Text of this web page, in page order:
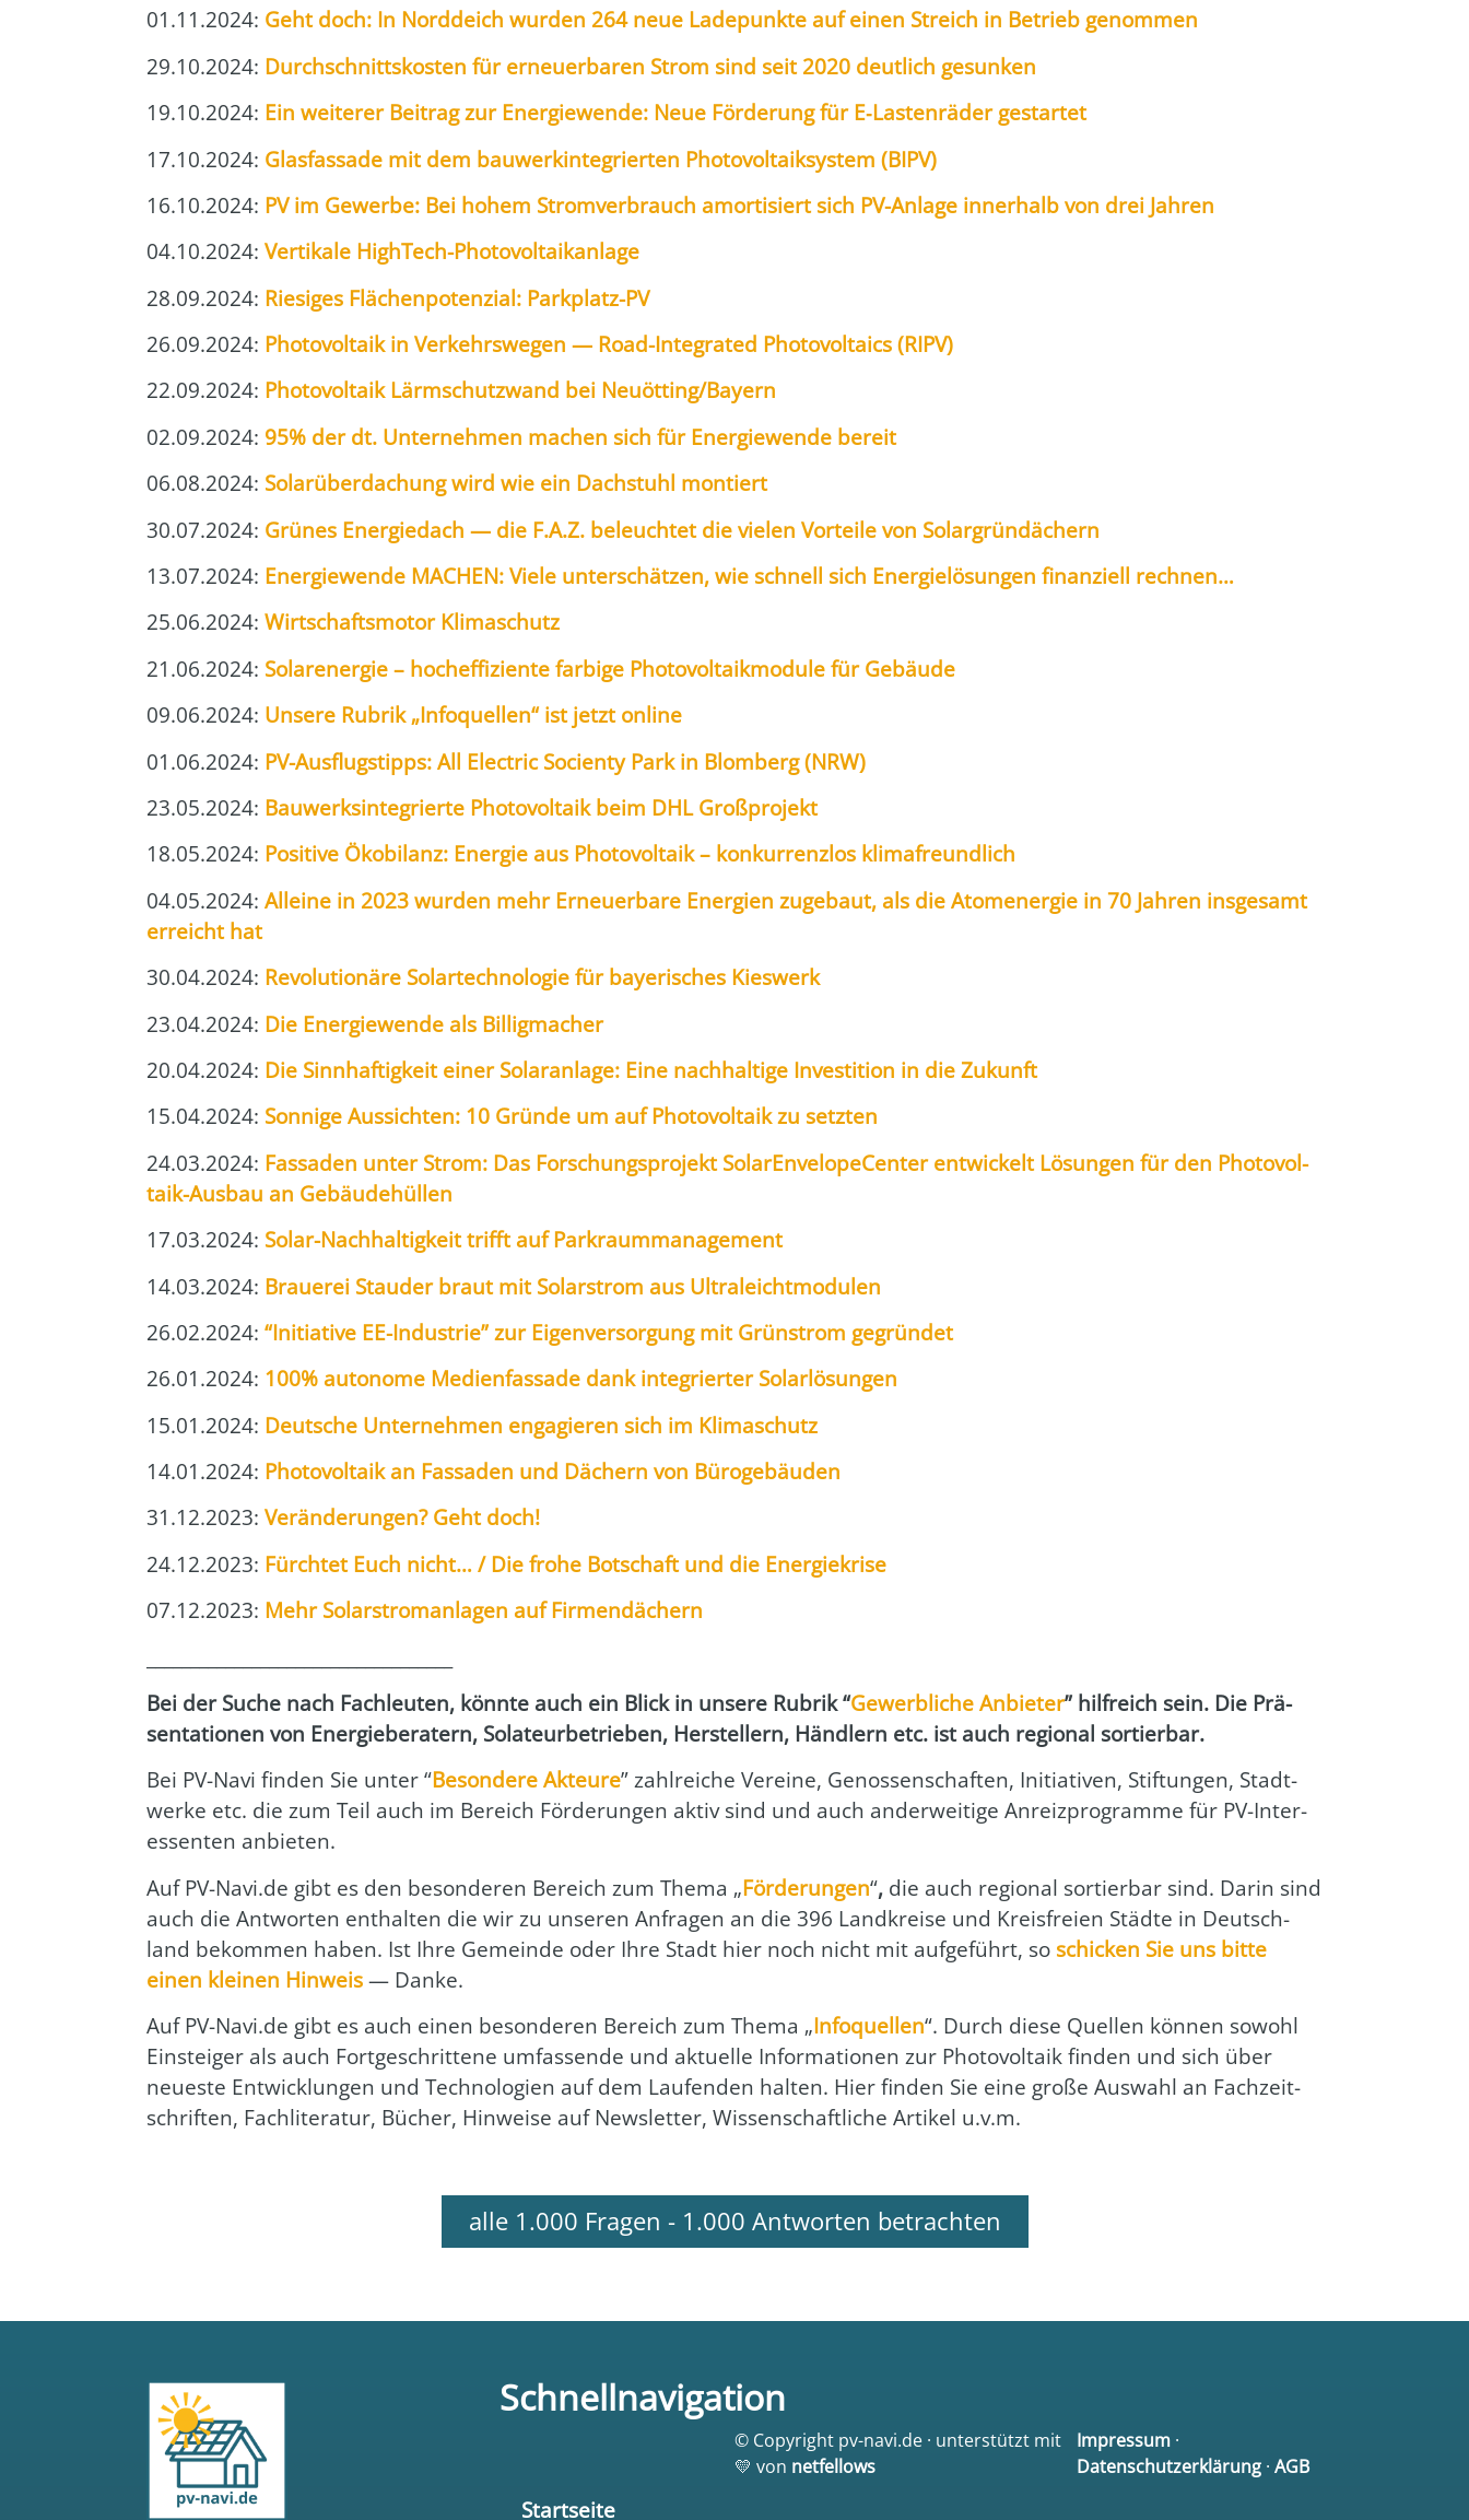
01.11.2024: Geht doch: In Nord­deich wur­den 264 neue Lade­punk­te auf einen Streich in Betrieb genom­men
29.10.2024: Durch­schnitts­kos­ten für erneu­er­ba­ren Strom sind seit 2020 deut­lich gesun­ken
19.10.2024: Ein wei­te­rer Bei­trag zur Ener­gie­wen­de: Neue För­de­rung für E‑Lastenräder gestar­tet
17.10.2024: Glas­fas­sa­de mit dem bau­werk­in­te­grier­ten Pho­to­vol­ta­ik­sys­tem (BIPV)
16.10.2024: PV im Gewer­be: Bei hohem Strom­ver­brauch amor­ti­siert sich PV-Anla­ge inner­halb von drei Jah­ren
04.10.2024:Ver­ti­ka­le High­Tech-Pho­to­vol­ta­ik­an­la­ge
28.09.2024: Rie­si­ges Flä­chen­po­ten­zi­al: Park­platz-PV
26.09.2024: Pho­to­vol­ta­ik in Ver­kehrs­we­gen — Road-Inte­gra­ted Pho­to­vol­taics (RIPV)
22.09.2024: Pho­to­vol­ta­ik Lärm­schutz­wand bei Neuötting/Bayern
02.09.2024: 95% der dt. Unter­neh­men machen sich für Ener­gie­wen­de bereit
06.08.2024: Solar­über­da­chung wird wie ein Dach­stuhl mon­tiert
30.07.2024: Grü­nes Ener­gie­dach — die F.A.Z. beleuch­tet die vie­len Vor­tei­le von Solar­grün­dä­chern
13.07.2024: Ener­gie­wen­de MACHEN: Vie­le unter­schät­zen, wie schnell sich Ener­gie­lö­sun­gen finan­zi­ell rech­nen…
25.06.2024:Wirt­schafts­mo­tor Kli­ma­schutz
21.06.2024: Solar­ener­gie – hoch­ef­fi­zi­en­te far­bi­ge Pho­to­vol­ta­ik­mo­du­le für Gebäu­de
09.06.2024: Unse­re Rubrik „Info­quel­len“ ist jetzt online
01.06.2024: PV-Aus­flugs­tipps: All Elec­tric Soci­en­ty Park in Blom­berg (NRW)
23.05.2024: Bau­werks­in­te­grier­te Pho­to­vol­ta­ik beim DHL Groß­pro­jekt
18.05.2024: Posi­ti­ve Öko­bi­lanz: Ener­gie aus Pho­to­vol­ta­ik – kon­kur­renz­los kli­ma­freund­lich
04.05.2024:Allei­ne in 2023 wur­den mehr Erneu­er­ba­re Ener­gien zuge­baut, als die Atom­ener­gie in 70 Jah­ren ins­ge­samt
erreicht hat
30.04.2024: Revo­lu­tio­nä­re Solar­tech­no­lo­gie für baye­ri­sches Kies­werk
23.04.2024: Die Ener­gie­wen­de als Bil­lig­ma­cher
20.04.2024: Die Sinn­haf­tig­keit einer Solar­an­la­ge: Eine nach­hal­ti­ge Inves­ti­ti­on in die Zukunft
15.04.2024: Son­ni­ge Aus­sich­ten: 10 Grün­de um auf Pho­to­vol­ta­ik zu setz­ten
24.03.2024: Fas­sa­den unter Strom: Das For­schungs­pro­jekt Sola­rEn­ve­lo­pe­Cen­ter ent­wi­ckelt Lösun­gen für den Pho­to­vol­
ta­ik-Aus­bau an Gebäu­de­hül­len
17.03.2024: Solar-Nach­hal­tig­keit trifft auf Park­raum­ma­nage­ment
14.03.2024: Braue­rei Stau­der braut mit Solar­strom aus Ultra­leicht­mo­du­len
26.02.2024:“Initia­ti­ve EE-Indus­trie” zur Eigen­ver­sor­gung mit Grün­strom gegrün­det
26.01.2024: 100% auto­no­me Medi­en­fas­sa­de dank inte­grier­ter Solar­lö­sun­gen
15.01.2024: Deut­sche Unter­neh­men enga­gie­ren sich im Kli­ma­schutz
14.01.2024: Pho­to­vol­ta­ik an Fas­sa­den und Dächern von Büro­ge­bäu­den
31.12.2023:Ver­än­de­run­gen? Geht doch!
24.12.2023: Fürch­tet Euch nicht… / Die fro­he Bot­schaft und die Ener­gie­kri­se
07.12.2023: Mehr Solar­strom­an­la­gen auf Fir­men­dä­chern
Bei der Suche nach Fach­leu­ten, könn­te auch ein Blick in unse­re Rubrik “Gewerb­li­che Anbie­ter” hilf­reich sein. Die Prä­
sen­ta­tio­nen von Ener­gie­be­ra­tern, Sola­teur­be­trie­ben, Her­stel­lern, Händ­lern etc. ist auch regio­nal sor­tier­bar.
Bei PV-Navi fin­den Sie unter “Beson­de­re Akteure” zahl­rei­che Ver­ei­ne, Genos­sen­schaf­ten, Initia­ti­ven, Stif­tun­gen, Stadt­
wer­ke etc. die zum Teil auch im Bereich För­de­run­gen aktiv sind und auch ander­wei­ti­ge Anreiz­pro­gram­me für PV-Inter­
es­sen­ten anbie­ten.
Auf PV-Navi.de gibt es den beson­de­ren Bereich zum The­ma „För­de­run­gen“, die auch regio­nal sor­tier­bar sind. Dar­in sind
auch die Ant­wor­ten ent­hal­ten die wir zu unse­ren Anfra­gen an die 396 Land­krei­se und Kreis­frei­en Städ­te in Deutsch­
land bekom­men haben. Ist Ihre Gemein­de oder Ihre Stadt hier noch nicht mit auf­ge­führt, so schi­cken Sie uns bit­te
einen klei­nen Hin­weis— Dan­ke.
Auf PV-Navi.de gibt es auch einen beson­de­ren Bereich zum The­ma „Info­quel­len“. Durch die­se Quel­len kön­nen sowohl
Ein­stei­ger als auch Fort­ge­schrit­te­ne umfas­sen­de und aktu­el­le Infor­ma­tio­nen zur Pho­to­vol­ta­ik fin­den und sich über
neu­es­te Ent­wick­lun­gen und Tech­no­lo­gien auf dem Lau­fen­den hal­ten. Hier fin­den Sie eine gro­ße Aus­wahl an Fach­zeit­
schrif­ten, Fach­li­te­ra­tur, Bücher, Hin­wei­se auf News­let­ter, Wis­sen­schaft­li­che Arti­kel u.v.m.
alle 1.000 Fragen - 1.000 Antworten betrachten
Schnellnavigation
Startseite
© Copyright pv-navi.de · unterstützt mit
💛 von netfellows
Impressum·
Datenschutzerklärung· AGB